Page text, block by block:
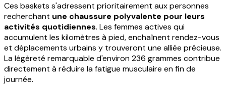
Ces baskets s'adressent prioritairement aux personnes
recherchant une chaussure polyvalente pour leurs
activités quotidiennes. Les femmes actives qui
accumulent les kilomètres à pied, enchaînent rendez-vous
et déplacements urbains y trouveront une alliée précieuse.
La légèreté remarquable d'environ 236 grammes contribue
directement à réduire la fatigue musculaire en fin de
journée.